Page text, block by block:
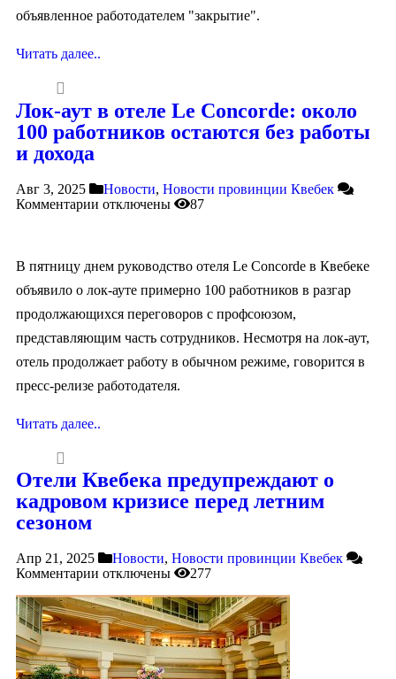
объявленное работодателем "закрытие".
Читать далее..
Лок-аут в отеле Le Concorde: около
100 работников остаются без работы
и дохода
Авг 3, 2025 Новости, Новости провинции Квебек
Комментарии отключены 87
В пятницу днем руководство отеля Le Concorde в Квебеке
объявило о лок-ауте примерно 100 работников в разгар
продолжающихся переговоров с профсоюзом,
представляющим часть сотрудников. Несмотря на лок-аут,
отель продолжает работу в обычном режиме, говорится в
пресс-релизе работодателя.
Читать далее..
Отели Квебека предупреждают о
кадровом кризисе перед летним
сезоном
Апр 21, 2025 Новости, Новости провинции Квебек
Комментарии отключены 277